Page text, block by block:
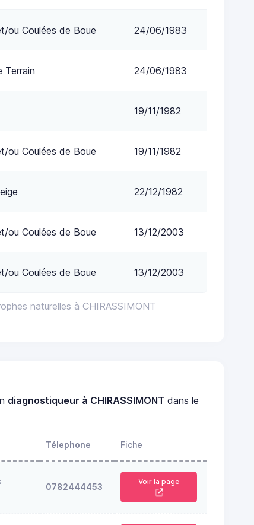
naturelles à CHIRASSIMONT
ou Coulées de Boue 24/06/1983
Terrain 24/06/1983
19/11/1982
ou Coulées de Boue 19/11/1982
22/12/1982
ou Coulées de Boue 13/12/2003
ou Coulées de Boue 13/12/2003
diagnostiqueur à CHIRASSIMONT dans le
Télephone Fiche
0782444453
Voir la page